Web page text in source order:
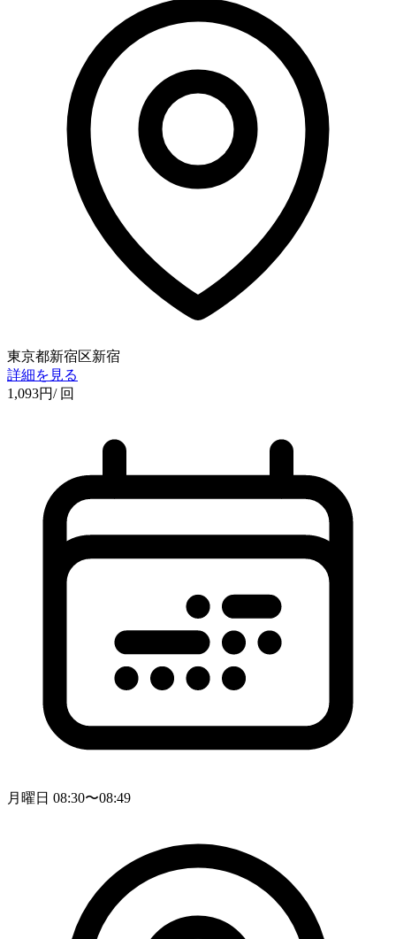
東京都新宿区新宿
詳細を見る
1,093円/ 回
月曜日 08:30〜08:49